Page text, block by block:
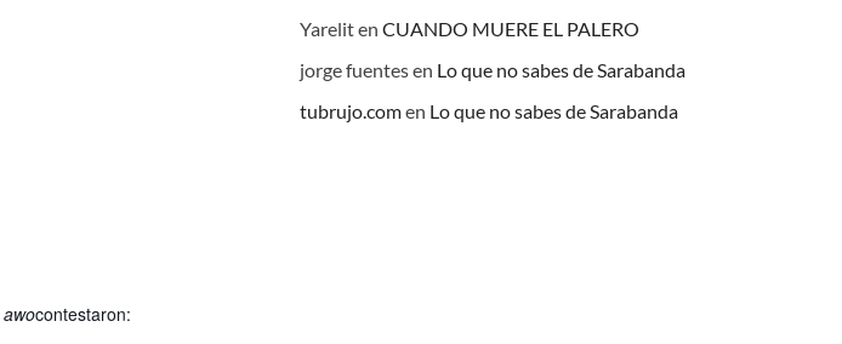
awocontestaron:
YarelitenCUANDO MUERE EL PALERO
jorge fuentesen Lo que no sabes de Sarabanda
tubrujo.comen Lo que no sabes de Sarabanda